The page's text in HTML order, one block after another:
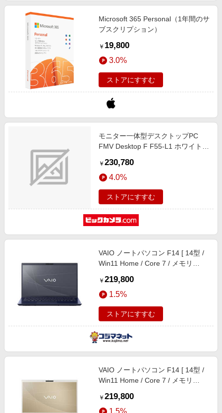
旅行・レジャー・ホテル予約
生活・お役立ち
金融・マネー・保険
デジタルコンテンツ
ビジネス・その他サービス
Apple公式サイト×楽天カード分割払い
Qoo10メガポ
Samsung ボーナスキャンペーン
週末の高還元 夏の長期版
Microsoft 365 Personal（1年間のサ
ブスクリプション）
￥ 19,800
3.0%
ストアにすすむ
モニター一体型デスクトップPC
FMV Desktop F F55-L1 ホワイト
Home /AMD Ryzen5 /メモリ：
16GB /SSD：512GB /Microsoft 365
Personal /2026年1月モデル]
￥ 230,780
4.0%
ストアにすすむ
VAIO ノートパソコン F14 [ 14型 /
Win11 Home / Core 7 / メモリ
Personal ] ネイビーブルー
VJF14297107L
￥ 219,800
1.5%
ストアにすすむ
VAIO ノートパソコン F14 [ 14型 /
Win11 Home / Core 7 / メモリ
Personal ] サテンゴールド
￥ 219,800
1.5%